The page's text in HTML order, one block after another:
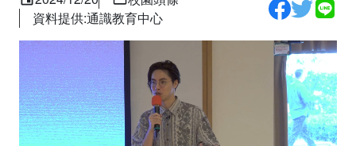
資料提供:通識教育中心